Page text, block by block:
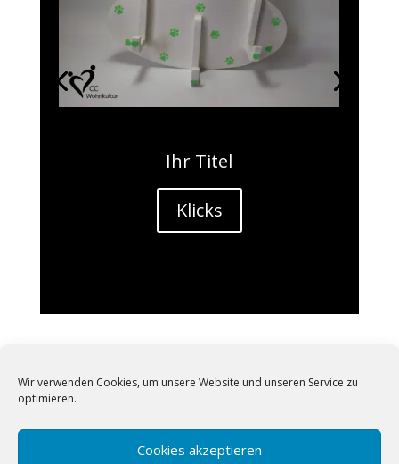
Wir verwenden Cookies, um unsere Website und unseren Service zu
optimieren.
Cookies akzeptieren
Ihr Titel
Klicks
AGB Impressum
Datenschutzerklärung
Haftungsausschluss
Das solltest du wissen!